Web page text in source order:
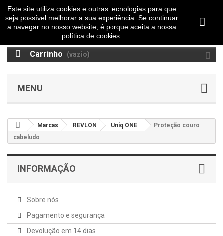
Carrinho (vazio)
MENU
Marcas REVLON Uniq ONE
Proteção couro
cabeludo
INFORMAÇÃO
Sobre nós
Pagamento e segurança
Devolução em 14 dias
Este site utiliza cookies e outras tecnologias para que
seja possível melhorar a sua experiência. Se continuar
a navegar no nosso website, é porque aceita a nossa
política de cookies.